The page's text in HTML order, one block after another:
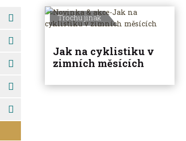
Trochu jinak
Jak na cyklistiku v
zimních měsících